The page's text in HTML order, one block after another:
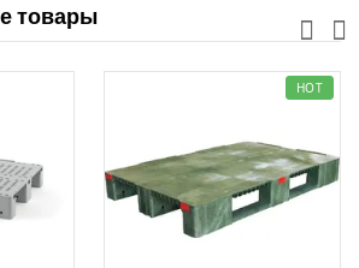
товары
HOT